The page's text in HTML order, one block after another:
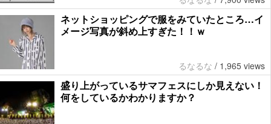
ネットショッピングで服をみていたところ…イ
メージ写真が斜め上すぎた！！ｗ
るなるな / 1,965 views
盛り上がっているサマフェスにしか見えない！
何をしているかわかりますか？